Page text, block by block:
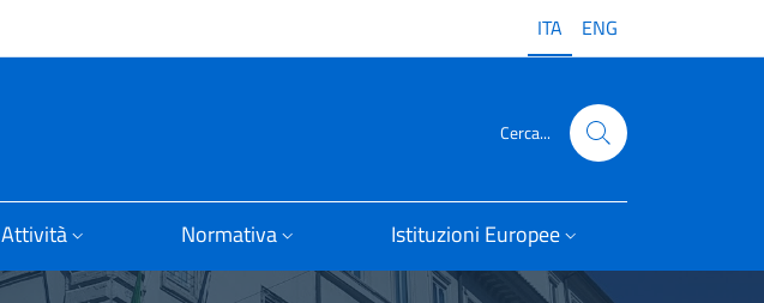
ITA ENG
Cerca...
Attività Normativa Istituzioni Europee